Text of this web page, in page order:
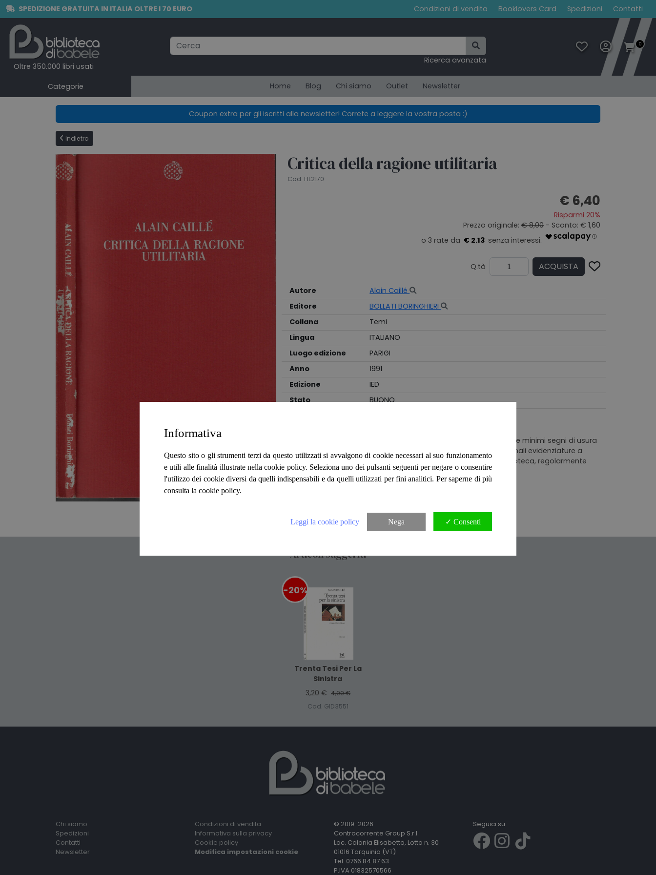
SPEDIZIONE GRATUITA IN ITALIA OLTRE I 70 EURO Condizioni di vendita Booklovers Card Spedizioni Contatti
Oltre 350.000 libri usati
Ricerca avanzata
0
Categorie Home Blog Chi siamo Outlet Newsletter
Coupon extra per gli iscritti alla newsletter! Correte a leggere la vostra posta :)
Indietro
Critica della ragione utilitaria
Cod. FIL2170
€ 6,40
Risparmi 20%
Prezzo originale: € 8,00 - Sconto: € 1,60
€ 2.13
Q.tà ACQUISTA
Autore
Alain Caillé
Editore
BOLLATI BORINGHIERI
Collana
Temi
Lingua
ITALIANO
Luogo edizione
PARIGI
Anno
1991
Edizione
IED
Stato
BUONO
"Numero ""19"" della collana ""Temi"". Brossura illustrata mostrante minimi segni di usura
da scaffale. Pagine lievemente ingiallite dal tempo con occasionali evidenziature a
matita. Il volume potrebbe contenere timbri ed etichette di biblioteca, regolarmente
acquisito dalla nostra libreria. Numero pagine"
Articoli suggeriti
-20%%
Trenta Tesi Per La
Sinistra
3,20 € 4,00 €
Cod. GID3551
Chi siamo
Spedizioni
Contatti
Newsletter
Condizioni di vendita
Informativa sulla privacy
Cookie policy
Modifica impostazioni cookie
© 2019-2026
Controcorrente Group S.r.l.
Loc. Colonia Elisabetta, Lotto n. 30
01016 Tarquinia (VT)
Tel. 0766.84.87.63
P.IVA 01832570566
Seguici su
Informativa
Questo sito o gli strumenti terzi da questo utilizzati si avvalgono di cookie necessari al suo funzionamento
e utili alle finalità illustrate nella cookie policy. Seleziona uno dei pulsanti seguenti per negare o consentire
l'utilizzo dei cookie diversi da quelli indispensabili e da quelli utilizzati per fini analitici. Per saperne di più
consulta la cookie policy.
Leggi la cookie policy Nega ✓ Consenti